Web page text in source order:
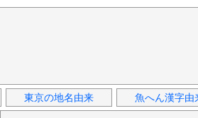
東京の地名由来 魚へん漢字由